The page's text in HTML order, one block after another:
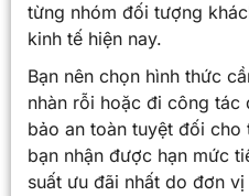
từng nhóm đối tượng
kinh tế hiện nay.
Bạn nên chọn hình thức
nhàn rỗi hoặc đi công tác
bảo an toàn tuyệt đối cho
bạn nhận được hạn mức
suất ưu đãi nhất do đơn